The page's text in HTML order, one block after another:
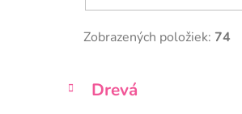
Zobrazených položiek: 74
Preskočiť
kategórie
K
a
Drevá